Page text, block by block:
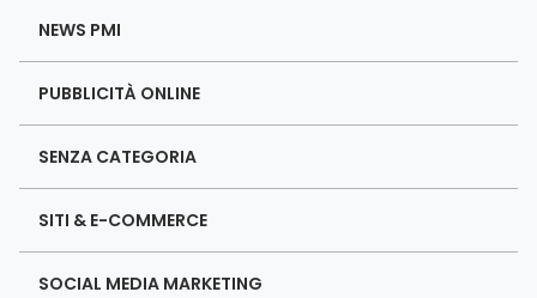
NEWS PMI
PUBBLICITÀ ONLINE
SENZA CATEGORIA
SITI & E-COMMERCE
SOCIAL MEDIA MARKETING